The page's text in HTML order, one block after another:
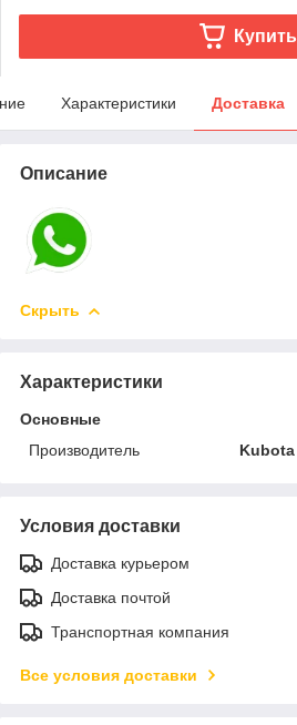
Купить
Характеристики Доставка
Описание
Скрыть
Характеристики
Основные
Производитель
Kubota
Условия доставки
Доставка курьером
Доставка почтой
Транспортная компания
Все условия доставки